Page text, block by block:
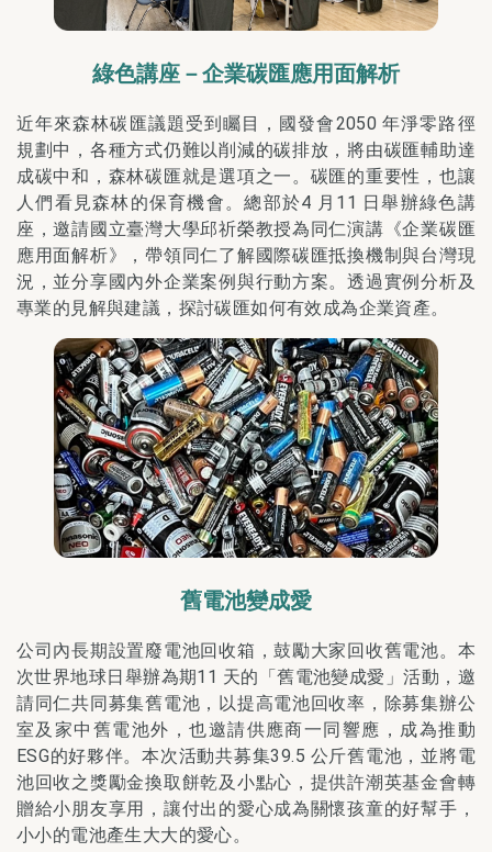
綠色講座－企業碳匯應用面解析
近年來森林碳匯議題受到矚目，國發會2050 年淨零路徑
規劃中，各種方式仍難以削減的碳排放，將由碳匯輔助達
成碳中和，森林碳匯就是選項之一。碳匯的重要性，也讓
人們看見森林的保育機會。總部於4 月11 日舉辦綠色講
座，邀請國立臺灣大學邱祈榮教授為同仁演講《企業碳匯
應用面解析》，帶領同仁了解國際碳匯抵換機制與台灣現
況，並分享國內外企業案例與行動方案。透過實例分析及
專業的見解與建議，探討碳匯如何有效成為企業資產。
舊電池變成愛
公司內長期設置廢電池回收箱，鼓勵大家回收舊電池。本
次世界地球日舉辦為期11 天的「舊電池變成愛」活動，邀
請同仁共同募集舊電池，以提高電池回收率，除募集辦公
室及家中舊電池外，也邀請供應商一同響應，成為推動
ESG的好夥伴。本次活動共募集39.5 公斤舊電池，並將電
池回收之獎勵金換取餅乾及小點心，提供許潮英基金會轉
贈給小朋友享用，讓付出的愛心成為關懷孩童的好幫手，
小小的電池產生大大的愛心。